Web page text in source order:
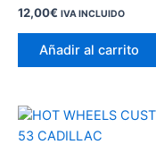
12,00€ IVA INCLUIDO
Añadir al carrito